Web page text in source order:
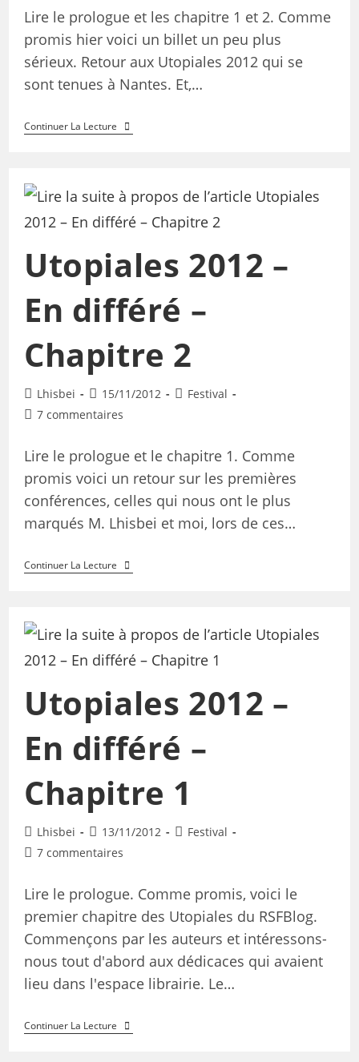
Lire le prologue et les chapitre 1 et 2. Comme
promis hier voici un billet un peu plus
sérieux. Retour aux Utopiales 2012 qui se
sont tenues à Nantes. Et,…
Continuer La Lecture
Utopiales 2012 –
En différé –
Chapitre 2
Lhisbei 15/11/2012
Festival
7 commentaires
Lire le prologue et le chapitre 1. Comme
promis voici un retour sur les premières
conférences, celles qui nous ont le plus
marqués M. Lhisbei et moi, lors de ces…
Continuer La Lecture
Utopiales 2012 –
En différé –
Chapitre 1
Lhisbei 13/11/2012
Festival
7 commentaires
Lire le prologue. Comme promis, voici le
premier chapitre des Utopiales du RSFBlog.
Commençons par les auteurs et intéressons-
nous tout d'abord aux dédicaces qui avaient
lieu dans l'espace librairie. Le…
Continuer La Lecture